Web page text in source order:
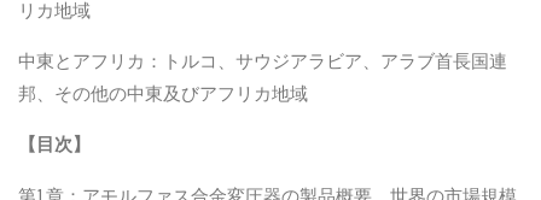
リカ地域
中東とアフリカ：トルコ、サウジアラビア、アラブ首長国連
邦、その他の中東及びアフリカ地域
【 目次】
第1章：アモルファス合金変圧器の製品概要、世界の市場規模